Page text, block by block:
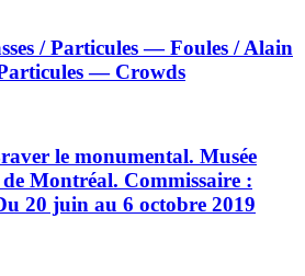
/ Particules — Foules / Alain
— Crowds
le monumental. Musée
Montréal. Commissaire :
20 juin au 6 octobre 2019